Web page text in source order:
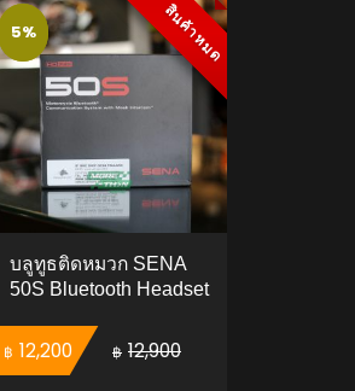
สินค้าหมด
5% สินค้าหมด
5%
บลูทูธติดหมวก SENA
50S Bluetooth Headset
฿ 12,900
Original price was: ฿12,900.
฿ 12,200